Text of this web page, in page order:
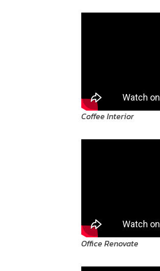
Coffee Interior
Office Renovate